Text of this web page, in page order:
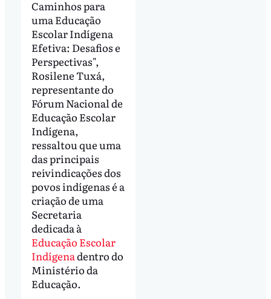
Caminhos para
uma Educação
Escolar Indígena
Efetiva: Desafios e
Perspectivas",
Rosilene Tuxá,
representante do
Fórum Nacional de
Educação Escolar
Indígena,
ressaltou que uma
das principais
reivindicações dos
povos indígenas é a
criação de uma
Secretaria
dedicada à
Educação Escolar
Indígenadentro do
Ministério da
Educação.